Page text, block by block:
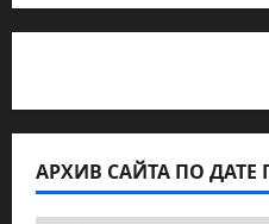
АРХИВ САЙТА ПО